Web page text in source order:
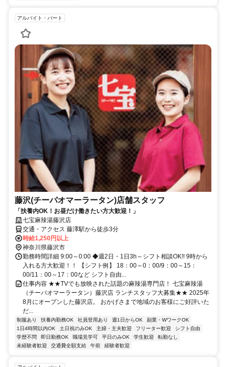
アルバイト・パート
藤沢(チーパオマーラータン)店舗スタッフ
「扶養内OK！お昼だけ働きたい方大歓迎！」
七宝麻辣湯藤沢店
交通・アクセス 藤澤駅から徒歩3分
時給1,250円以上
神奈川県藤沢市
勤務時間詳細 9:00～0:00 ◆週2日・1日3h～シフト相談OK!! 9時から
入れる方大歓迎！！ 【シフト例】 18：00～0：00/9：00～15：
00/11：00～17：00など シフト自由...
仕事内容 ★★TVでも放映された話題の麻辣湯専門店！ 七宝麻辣湯
（チーパオマーラータン）藤沢店 ランチスタッフ大募集★★ 2025年
8月にオープンした藤沢店。 おかげさまで地域のお客様にご好評いた
だ...
制服あり 扶養内勤務OK 社員登用あり 週1日からOK
副業・WワークOK
1日4時間以内OK
土日祝のみOK 主婦・主夫歓迎 フリーター歓迎
シフト自由
学歴不問
即日勤務OK 職場見学可 平日のみOK 学生歓迎
転勤なし
未経験者歓迎
交通費全額支給 午前 経験者歓迎